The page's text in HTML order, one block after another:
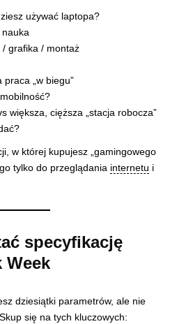
używać laptopa?
nauka
grafika / montaż
praca „w biegu”
większa, cięższa „stacja robocza”
w której kupujesz „gamingowego
tylko do przeglądania internetu i
specyfikację
Week
dziesiątki parametrów, ale nie
się na tych kluczowych: